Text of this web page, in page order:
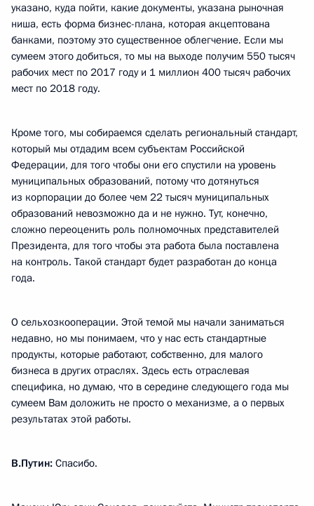
указано, куда пойти, какие документы, указана рыночная
ниша, есть форма бизнес-плана, которая акцептована
банками, поэтому это существенное облегчение. Если мы
сумеем этого добиться, то мы на выходе получим 550 тысяч
рабочих мест по 2017 году и 1 миллион 400 тысяч рабочих
мест по 2018 году.
Кроме того, мы собираемся сделать региональный стандарт,
который мы отдадим всем субъектам Российской
Федерации, для того чтобы они его спустили на уровень
муниципальных образований, потому что дотянуться
из корпорации до более чем 22 тысяч муниципальных
образований невозможно да и не нужно. Тут, конечно,
сложно переоценить роль полномочных представителей
Президента, для того чтобы эта работа была поставлена
на контроль. Такой стандарт будет разработан до конца
года.
О сельхозкооперации. Этой темой мы начали заниматься
недавно, но мы понимаем, что у нас есть стандартные
продукты, которые работают, собственно, для малого
бизнеса в других отраслях. Здесь есть отраслевая
специфика, но думаю, что в середине следующего года мы
сумеем Вам доложить не просто о механизме, а о первых
результатах этой работы.
В.Путин: Спасибо.